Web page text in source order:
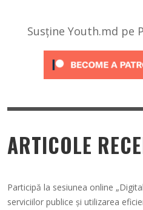
Susține Youth.md pe
ARTICOLE
Participă la sesiunea online
serviciilor publice și utilizarea